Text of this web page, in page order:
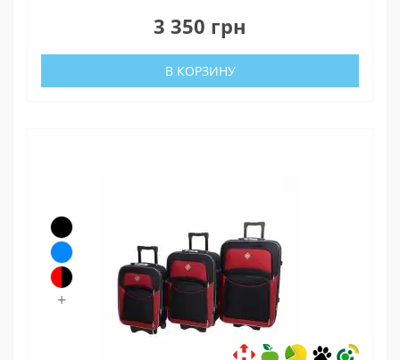
3 350 грн
В КОРЗИНУ
+